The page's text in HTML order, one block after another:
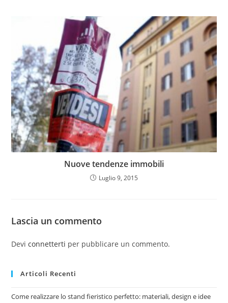
Nuove tendenze immobili
Luglio 9, 2015
Lascia un commento
Deviconnetterti per pubblicare un commento.
Articoli Recenti
Come realizzare lo stand fieristico perfetto: materiali, design e idee